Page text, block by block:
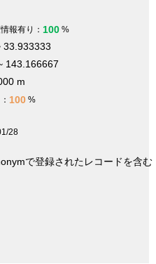
報有り： 100 %
33.933333
143.166667
m
100 %
28
で登録されたレコードを含む